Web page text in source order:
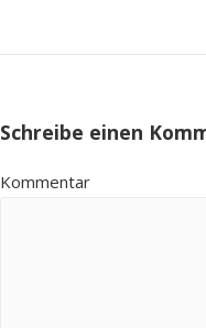
Schreibe einen
Kommentar